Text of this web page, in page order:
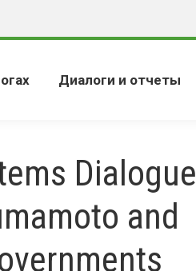
Диалоги и отчеты
Dialogue
and